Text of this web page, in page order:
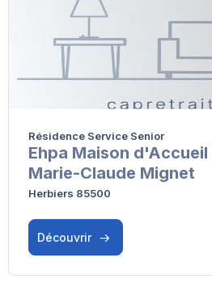
Résidence Service Senior
Ehpa Maison d'Accueil
Marie-Claude Mignet
Herbiers 85500
Découvrir